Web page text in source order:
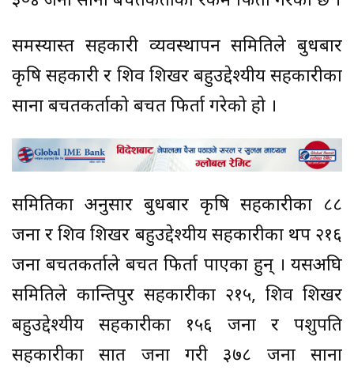
समस्याग्रस्त सहकारी व्यवस्थापन समितिले बुधबार
कृषि सहकारी र शिव शिखर बहुउद्देश्यीय सहकारीका
साना बचतकर्ताको बचत फिर्ता गरेको हो ।
समितिका अनुसार बुधबार कृषि सहकारीका ८८
जना र शिव शिखर बहुउद्देश्यीय सहकारीका थप २१६
जना बचतकर्ताले बचत फिर्ता पाएका हुन् । यसअघि
समितिले कान्तिपुर सहकारीका २१५, शिव शिखर
बहुउद्देश्यीय सहकारीका १५६ जना र पशुपति
सहकारीका सात जना गरी ३७८ जना साना